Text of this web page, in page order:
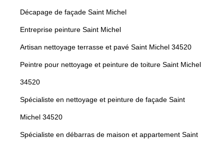
Décapage de façade Saint Michel
Entreprise peinture Saint Michel
Artisan nettoyage terrasse et pavé Saint Michel 34520
Peintre pour nettoyage et peinture de toiture Saint Michel
34520
Spécialiste en nettoyage et peinture de façade Saint
Michel 34520
Spécialiste en débarras de maison et appartement Saint